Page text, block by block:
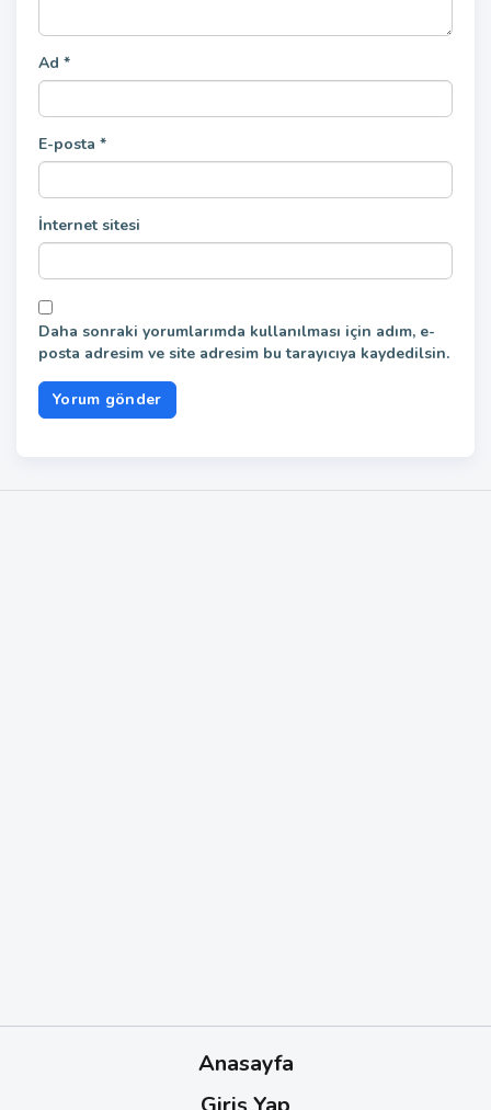
Ad *
E-posta *
İnternet sitesi
Daha sonraki yorumlarımda kullanılması için adım, e-
posta adresim ve site adresim bu tarayıcıya kaydedilsin.
Anasayfa